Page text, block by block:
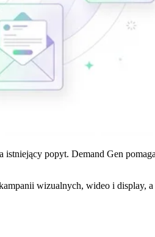
popyt. Demand Gen
wizualnych, wideo i display,